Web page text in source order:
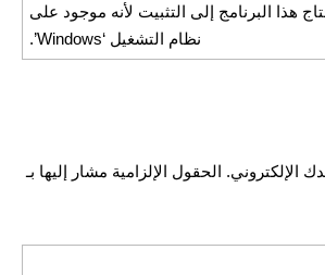
هذا البرنامج إلى التثبيت لأنه موجود على
نظام التشغيل ‘Windows’.
الإلكتروني. الحقول الإلزامية مشار إليها بـ